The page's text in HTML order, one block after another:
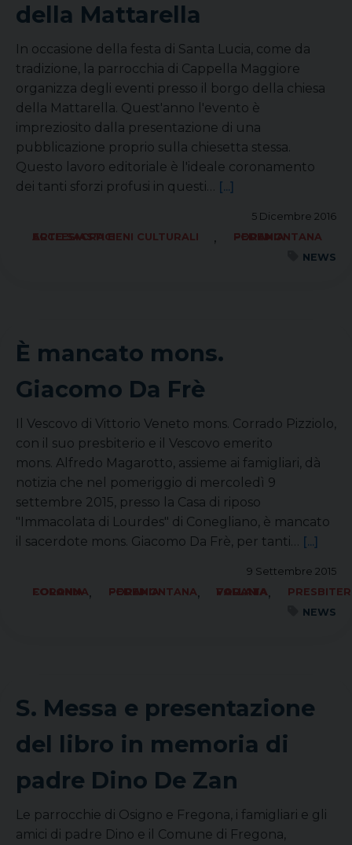
della Mattarella
In occasione della festa di Santa Lucia, come da
tradizione, la parrocchia di Cappella Maggiore
organizza degli eventi presso il borgo della chiesa
della Mattarella. Quest'anno l'evento è
impreziosito dalla presentazione di una
pubblicazione proprio sulla chiesetta stessa.
Questo lavoro editoriale è l'ideale coronamento
dei tanti sforzi profusi in questi… [...]
5 Dicembre 2016
ARTE SACRA BENI CULTURALI ECCLESIASTICI
,
FORANIA PEDEMONTANA
NEWS
È mancato mons.
Giacomo Da Frè
Il Vescovo di Vittorio Veneto mons. Corrado Pizziolo,
con il suo presbiterio e il Vescovo emerito
mons. Alfredo Magarotto, assieme ai famigliari, dà
notizia che nel pomeriggio di mercoledì 9
settembre 2015, presso la Casa di riposo
"Immacolata di Lourdes" di Conegliano, è mancato
il sacerdote mons. Giacomo Da Frè, per tanti… [...]
9 Settembre 2015
FORANIA COLONNA, FORANIA PEDEMONTANA, FORANIA VALLATA,
NEWS
S. Messa e presentazione
del libro in memoria di
padre Dino De Zan
Le parrocchie di Osigno e Fregona, i famigliari e gli
amici di padre Dino e il Comune di Fregona,